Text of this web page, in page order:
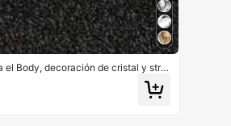
el Body, decoración de cristal y stra
ajustable de cristal para decorar
de cristal y strass